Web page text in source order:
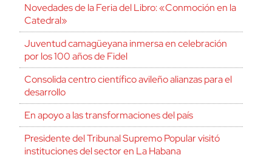
Novedades de la Feria del Libro: «Conmoción en la
Catedral»
Juventud camagüeyana inmersa en celebración
por los 100 años de Fidel
Consolida centro científico avileño alianzas para el
desarrollo
En apoyo a las transformaciones del país
Presidente del Tribunal Supremo Popular visitó
instituciones del sector en La Habana